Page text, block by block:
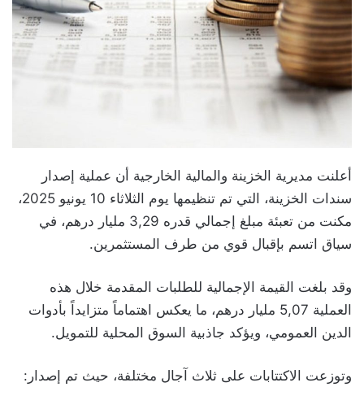
أعلنت مديرية الخزينة والمالية الخارجية أن عملية إصدار
سندات الخزينة، التي تم تنظيمها يوم الثلاثاء 10 يونيو 2025،
مكنت من تعبئة مبلغ إجمالي قدره 3,29 مليار درهم، في
سياق اتسم بإقبال قوي من طرف المستثمرين.
وقد بلغت القيمة الإجمالية للطلبات المقدمة خلال هذه
العملية 5,07 مليار درهم، ما يعكس اهتماماً متزايداً بأدوات
الدين العمومي، ويؤكد جاذبية السوق المحلية للتمويل.
وتوزعت الاكتتابات على ثلاث آجال مختلفة، حيث تم إصدار: